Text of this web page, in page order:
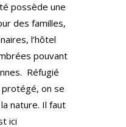
possède une
des familles,
l’hôtel
pouvant
Réfugié
on se
nature. Il faut
ici